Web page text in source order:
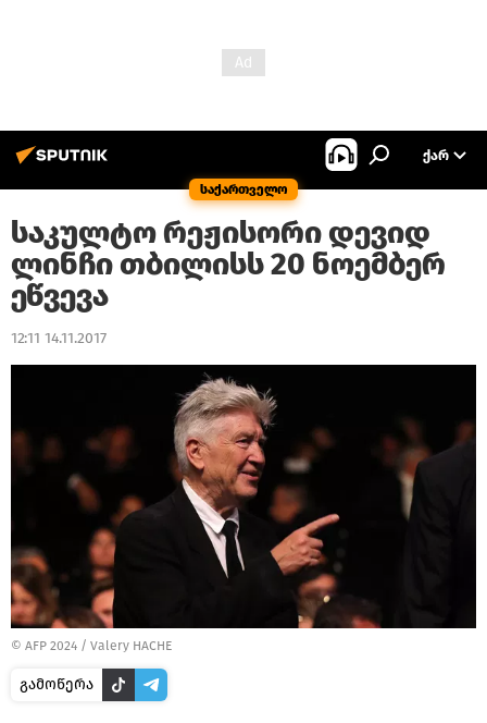
საქართველო
ᲥᲐᲠ
საკულტო რეჟისორი დევიდ
ლინჩი თბილისს 20 ნოემბერ
ეწვევა
12:11 14.11.2017
© AFP 2024 / Valery HACHE
გამოწერა